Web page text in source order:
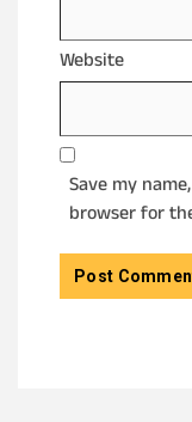
Website
Save my
browser for